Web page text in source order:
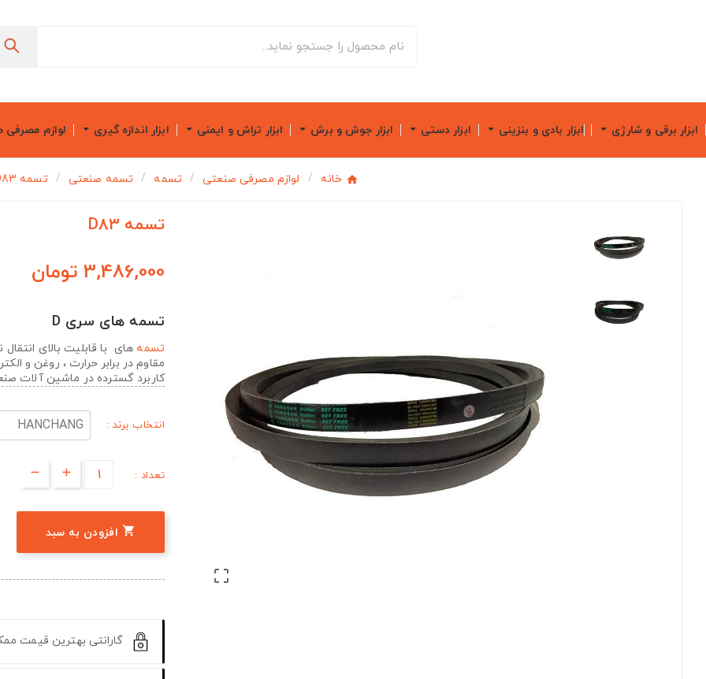
ابزار برقی و شارژی ابزار بادی و بنزینی ابزار دستی ابزار جوش و برش ابزار تراش و ایمنی ابزار اندازه گیری لوازم
خانه لوازم مصرفی صنعتی تسمه تسمه صنعتی تسمه D83

تسمه D83
3,486,000 تومان
تسمه های سری D
تسمه های با قابلیت بالای انتقال
مقاوم در برابر حرارت ، روغن و
کاربرد گسترده در ماشین آلات
انتخاب برند :
تعداد :
 افزودن به سبد
گارانتی بهترین قیمت